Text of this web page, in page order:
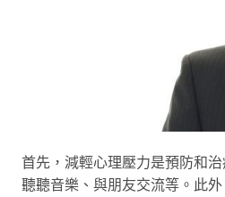
首先，減輕心理壓力是預防和
聽聽音樂、與朋友交流等。此